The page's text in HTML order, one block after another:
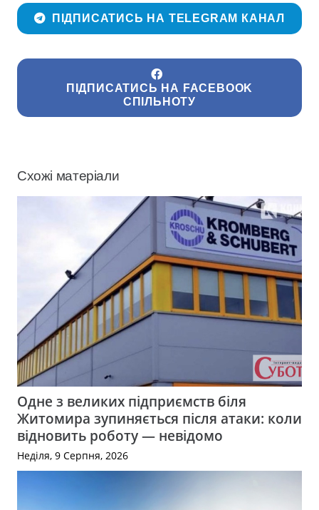
ПІДПИСАТИСЬ НА TELEGRAM КАНАЛ
ПІДПИСАТИСЬ НА FACEBOOK
СПІЛЬНОТУ
Схожі матеріали
Одне з великих підприємств біля
Житомира зупиняється після атаки: коли
відновить роботу — невідомо
Неділя, 9 Серпня, 2026